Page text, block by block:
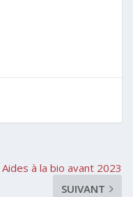
Aides à la bio avant 2023
SUIVANT